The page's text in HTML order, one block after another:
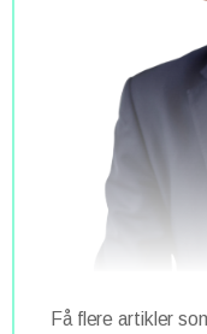
Få flere artikler